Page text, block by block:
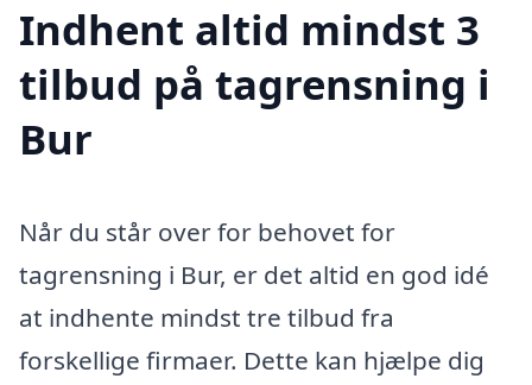
Indhent altid mindst 3
tilbud på tagrensning i
Bur
Når du står over for behovet for
tagrensning i Bur, er det altid en god idé
at indhente mindst tre tilbud fra
forskellige firmaer. Dette kan hjælpe dig